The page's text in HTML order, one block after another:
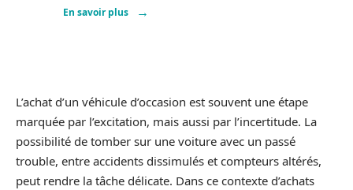
En savoir plus
L’achat d’un véhicule d’occasion est souvent une étape
marquée par l’excitation, mais aussi par l’incertitude. La
possibilité de tomber sur une voiture avec un passé
trouble, entre accidents dissimulés et compteurs altérés,
peut rendre la tâche délicate. Dans ce contexte d’achats